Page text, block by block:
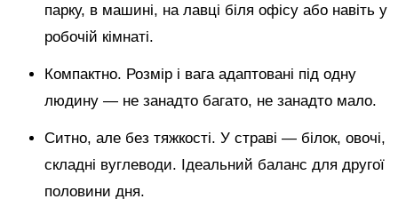
парку, в машині, на лавці біля офісу або навіть у
робочій кімнаті.
Компактно. Розмір і вага адаптовані під одну
людину — не занадто багато, не занадто мало.
Ситно, але без тяжкості. У страві — білок, овочі,
складні вуглеводи. Ідеальний баланс для другої
половини дня.